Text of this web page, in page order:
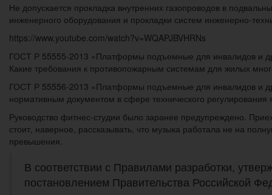
Не допускается прокладка внутренних газопроводов в
инженерного оборудования и прокладки систем инженерно-
https://www.youtube.com/watch?v=WQAPJBVHRNs
ГОСТ Р 55555-2013 «Платформы подъемные для инвалидов и
Какие требования к противопожарным системам для жилых
ГОСТ Р 55556-2013 «Платформы подъемные для инвалидов и
нормативным документом в сфере технического
Руководство фитнес-студии было заранее предупреждено.
стоит, наверное, рассказывать, что музыка работала не на
превышения.
В соответствии с Правилами разработки,
постановлением Правительства Российской